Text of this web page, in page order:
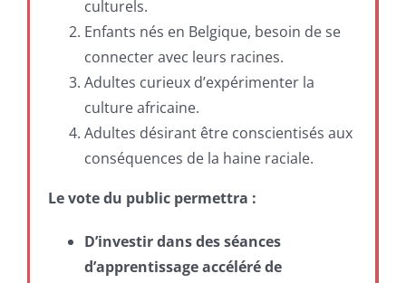
culturels.
Enfants nés en Belgique, besoin de se
connecter avec leurs racines.
Adultes curieux d’expérimenter la
culture africaine.
Adultes désirant être conscientisés aux
conséquences de la haine raciale.
Le vote du public permettra :
D’investir dans des séances
d’apprentissage accéléré de